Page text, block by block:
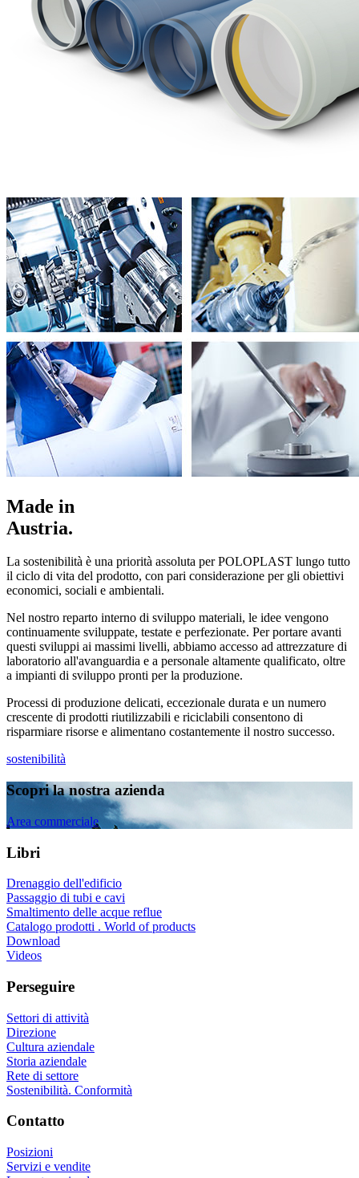
Made in
Austria.
La sostenibilità è una priorità assoluta per POLOPLAST lungo tutto
il ciclo di vita del prodotto, con pari considerazione per gli obiettivi
economici, sociali e ambientali.
Nel nostro reparto interno di sviluppo materiali, le idee vengono
continuamente sviluppate, testate e perfezionate. Per portare avanti
questi sviluppi ai massimi livelli, abbiamo accesso ad attrezzature di
laboratorio all'avanguardia e a personale altamente qualificato, oltre
a impianti di sviluppo pronti per la produzione.
Processi di produzione delicati, eccezionale durata e un numero
crescente di prodotti riutilizzabili e riciclabili consentono di
risparmiare risorse e alimentano costantemente il nostro successo.
sostenibilità
Scopri la nostra azienda
Area commerciale
Libri
Drenaggio dell'edificio
Passaggio di tubi e cavi
Smaltimento delle acque reflue
Catalogo prodotti . World of products
Download
Videos
Perseguire
Settori di attività
Direzione
Cultura aziendale
Storia aziendale
Rete di settore
Sostenibilità. Conformità
Contatto
Posizioni
Servizi e vendite